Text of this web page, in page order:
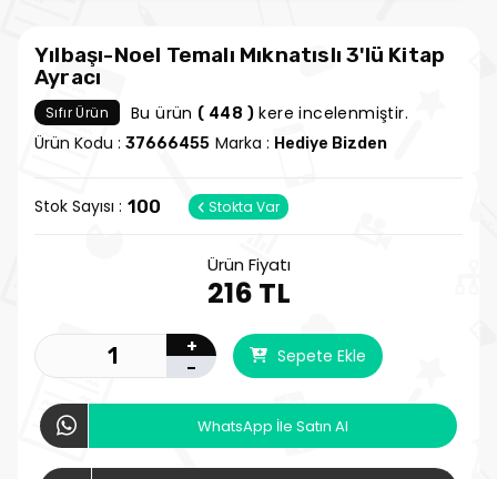
Yılbaşı-Noel Temalı Mıknatıslı 3'lü Kitap
Ayracı
Sıfır Ürün Bu ürün ( 448 ) kere incelenmiştir.
Ürün Kodu : 37666455 Marka : Hediye Bizden
Stok Sayısı : 100 Stokta Var
Ürün Fiyatı
216 TL
+
-
Sepete Ekle
WhatsApp İle Satın Al